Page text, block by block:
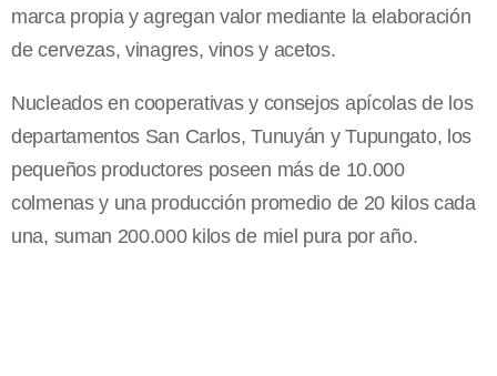
marca propia y agregan valor mediante la elaboración
de cervezas, vinagres, vinos y acetos.
Nucleados en cooperativas y consejos apícolas de los
departamentos San Carlos, Tunuyán y Tupungato, los
pequeños productores poseen más de 10.000
colmenas y una producción promedio de 20 kilos cada
una, suman 200.000 kilos de miel pura por año.